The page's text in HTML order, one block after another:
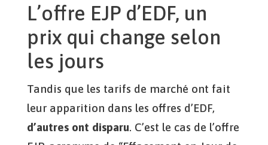
L’offre EJP d’EDF, un
prix qui change selon
les jours
Tandis que les tarifs de marché ont fait
leur apparition dans les offres d’EDF,
d’autres ont disparu. C’est le cas de l’offre